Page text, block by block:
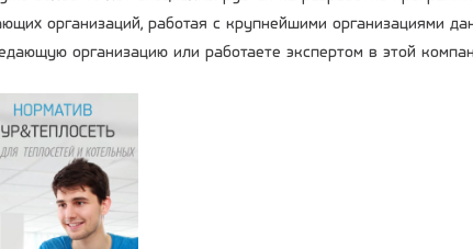
организаций, работая с крупнейшими организациями
организацию или работаете экспертом в этой